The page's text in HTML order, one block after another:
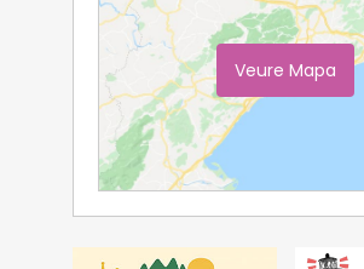
Veure Mapa